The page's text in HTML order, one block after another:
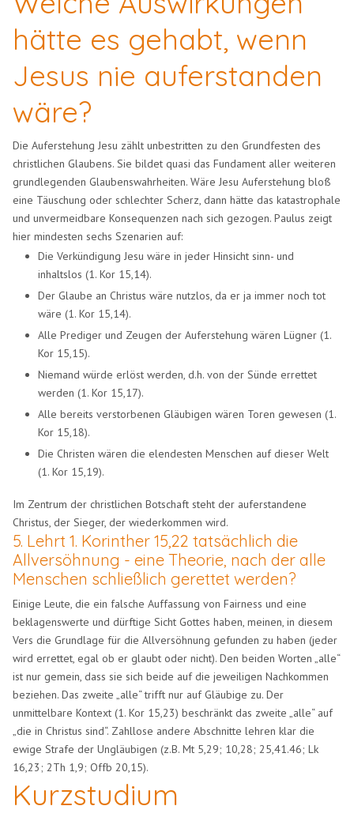
hätte es gehabt, wenn
Jesus nie auferstanden
wäre?
Die Auferstehung Jesu zählt unbestritten zu den Grundfesten des
christlichen Glaubens. Sie bildet quasi das Fundament aller weiteren
grundlegenden Glaubenswahrheiten. Wäre Jesu Auferstehung bloß
eine Täuschung oder schlechter Scherz, dann hätte das katastrophale
und unvermeidbare Konsequenzen nach sich gezogen. Paulus zeigt
hier mindesten sechs Szenarien auf:
Die Verkündigung Jesu wäre in jeder Hinsicht sinn- und
inhaltslos (1. Kor 15,14).
Der Glaube an Christus wäre nutzlos, da er ja immer noch tot
wäre (1. Kor 15,14).
Alle Prediger und Zeugen der Auferstehung wären Lügner (1.
Kor 15,15).
Niemand würde erlöst werden, d.h. von der Sünde errettet
werden (1. Kor 15,17).
Alle bereits verstorbenen Gläubigen wären Toren gewesen (1.
Kor 15,18).
Die Christen wären die elendesten Menschen auf dieser Welt
(1. Kor 15,19).
Im Zentrum der christlichen Botschaft steht der auferstandene
Christus, der Sieger, der wiederkommen wird.
5. Lehrt 1. Korinther 15,22 tatsächlich die
Allversöhnung - eine Theorie, nach der alle
Menschen schließlich gerettet werden?
Einige Leute, die ein falsche Auffassung von Fairness und eine
beklagenswerte und dürftige Sicht Gottes haben, meinen, in diesem
Vers die Grundlage für die Allversöhnung gefunden zu haben (jeder
wird errettet, egal ob er glaubt oder nicht). Den beiden Worten „alle“
ist nur gemein, dass sie sich beide auf die jeweiligen Nachkommen
beziehen. Das zweite „alle“ trifft nur auf Gläubige zu. Der
unmittelbare Kontext (1. Kor 15,23) beschränkt das zweite „alle“ auf
„die in Christus sind“. Zahllose andere Abschnitte lehren klar die
ewige Strafe der Ungläubigen (z.B. Mt 5,29; 10,28; 25,41.46; Lk
16,23; 2Th 1,9; Offb 20,15).
Kurzstudium